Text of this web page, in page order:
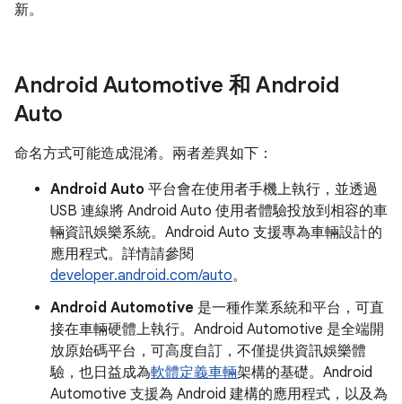
新。
Android Automotive 和 Android
Auto
命名方式可能造成混淆。兩者差異如下：
Android Auto 平台會在使用者手機上執行，並透過
USB 連線將 Android Auto 使用者體驗投放到相容的車
輛資訊娛樂系統。Android Auto 支援專為車輛設計的
應用程式。詳情請參閱
developer.android.com/auto。
Android Automotive 是一種作業系統和平台，可直
接在車輛硬體上執行。Android Automotive 是全端開
放原始碼平台，可高度自訂，不僅提供資訊娛樂體
驗，也日益成為軟體定義車輛架構的基礎。Android
Automotive 支援為 Android 建構的應用程式，以及為